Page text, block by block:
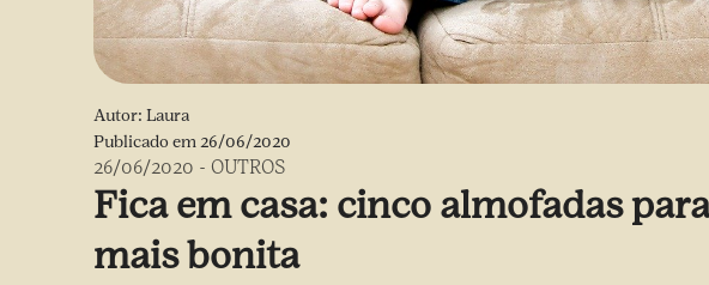
Autor: Laura
Publicado em26/06/2020
26/06/2020 - OUTROS
Fica em casa: cinco almofadas
mais bonita